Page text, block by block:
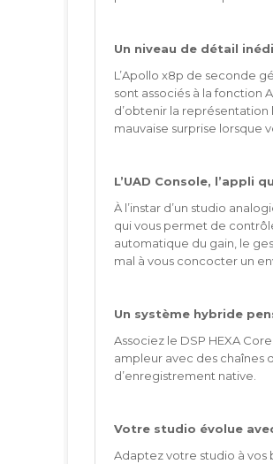
Un niveau de détail
L’Apollo x8p de seconde
sont associés à la
d’obtenir la représentation
mauvaise surprise lorsque
L’UAD Console, l’appli
À l’instar d’un studio
qui vous permet de
automatique du gain, le
mal à vous concocter un
Un système hybride
Associez le DSP HEXA
ampleur avec des chaînes
d’enregistrement native.
Votre studio évolue
Adaptez votre studio à vos